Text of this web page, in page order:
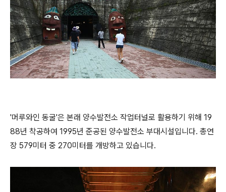
'머루와인 동굴'은 본래 양수발전소 작업터널로 활용하기 위해 19
88년 착공하여 1995년 준공된 양수발전소 부대시설입니다. 총연
장 579미터 중 270미터를 개방하고 있습니다.